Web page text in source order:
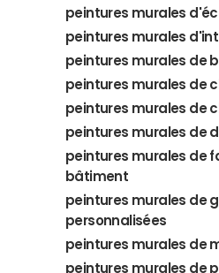
peintures murales
peintures murales
peintures murales de
peintures murales de
peintures murales de
peintures murales de
peintures murales de
bâtiment
peintures murales de
personnalisées
peintures murales de
peintures murales de